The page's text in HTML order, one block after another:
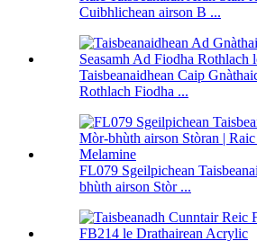
Cuibhlichean airson B ...
Taisbeanaidhean Caip
Rothlach Fiodha ...
FL079 Sgeilpichean
bhùth airson Stòr ...